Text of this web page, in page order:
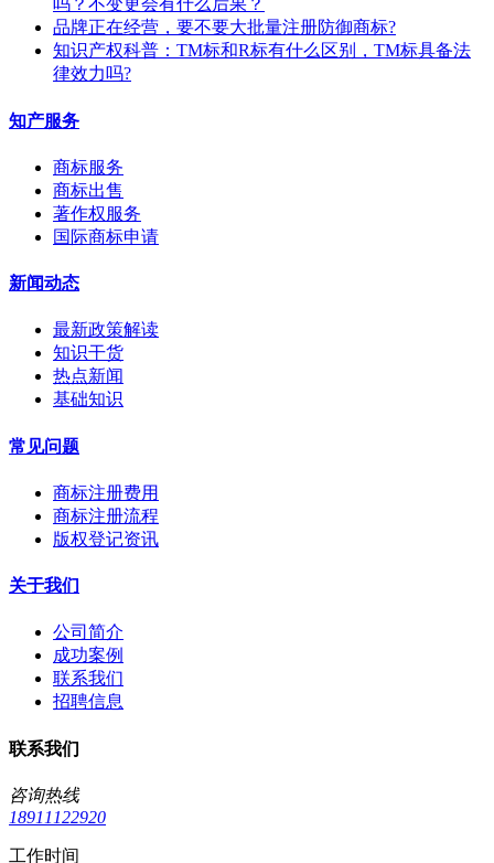
吗？不变更会有什么后果？
​品牌正在经营，要不要大批量注册防御商标?
知识产权科普：TM标和R标有什么区别，TM标具备法
律效力吗?
知产服务
商标服务
商标出售
著作权服务
国际商标申请
新闻动态
最新政策解读
知识干货
热点新闻
基础知识
常见问题
商标注册费用
商标注册流程
版权登记资讯
关于我们
公司简介
成功案例
联系我们
招聘信息
联系我们
咨询热线
18911122920
工作时间